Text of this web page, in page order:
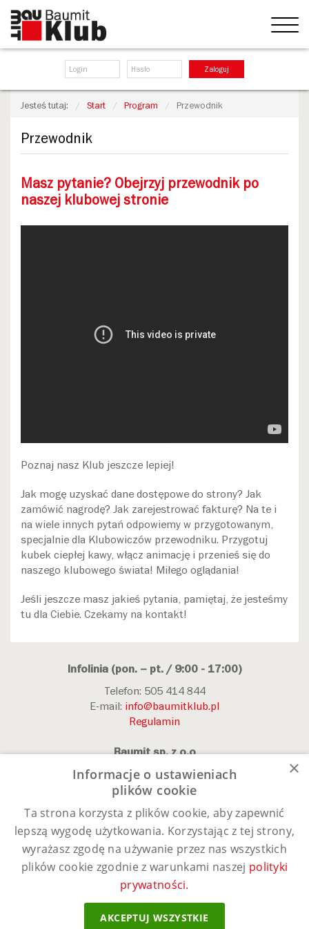
Zaloguj
Jesteś tutaj: Start Program Przewodnik
Przewodnik
Masz pytanie? Obejrzyj przewodnik po
naszej klubowej stronie
Poznaj nasz Klub jeszcze lepiej!
Jak mogę uzyskać dane dostępowe do strony? Jak
zamówić nagrodę? Jak zarejestrować fakturę? Na te i
na wiele innych pytań odpowiemy w przygotowanym,
specjalnie dla Klubowiczów przewodniku. Przygotuj
kubek ciepłej kawy, włącz animację i przenieś się do
naszego klubowego świata! Miłego oglądania!
Jeśli jeszcze masz jakieś pytania, pamiętaj, że jesteśmy
tu dla Ciebie. Czekamy na kontakt!
Infolinia (pon. – pt. / 9:00 - 17:00)
Telefon: 505 414 844
E-mail: info@baumitklub.pl
Regulamin
Baumit sp. z o.o
Wyścigowa 56G
53-012 Wrocław
Śledź nas
Aplikacje
×
Informacje o ustawieniach
plików cookie
Ta strona korzysta z plików cookie, aby zapewnić
lepszą wygodę użytkowania. Korzystając z tej strony,
wyrażasz zgodę na używanie przez nas wszystkich
plików cookie zgodnie z warunkami naszej polityki
prywatności.
AKCEPTUJ WSZYSTKIE